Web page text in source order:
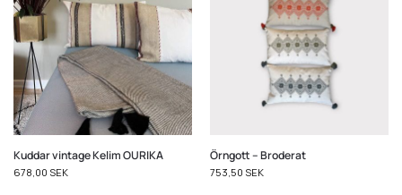
Kuddar vintage Kelim OURIKA
678,00 SEK
Örngott – Broderat
753,50 SEK